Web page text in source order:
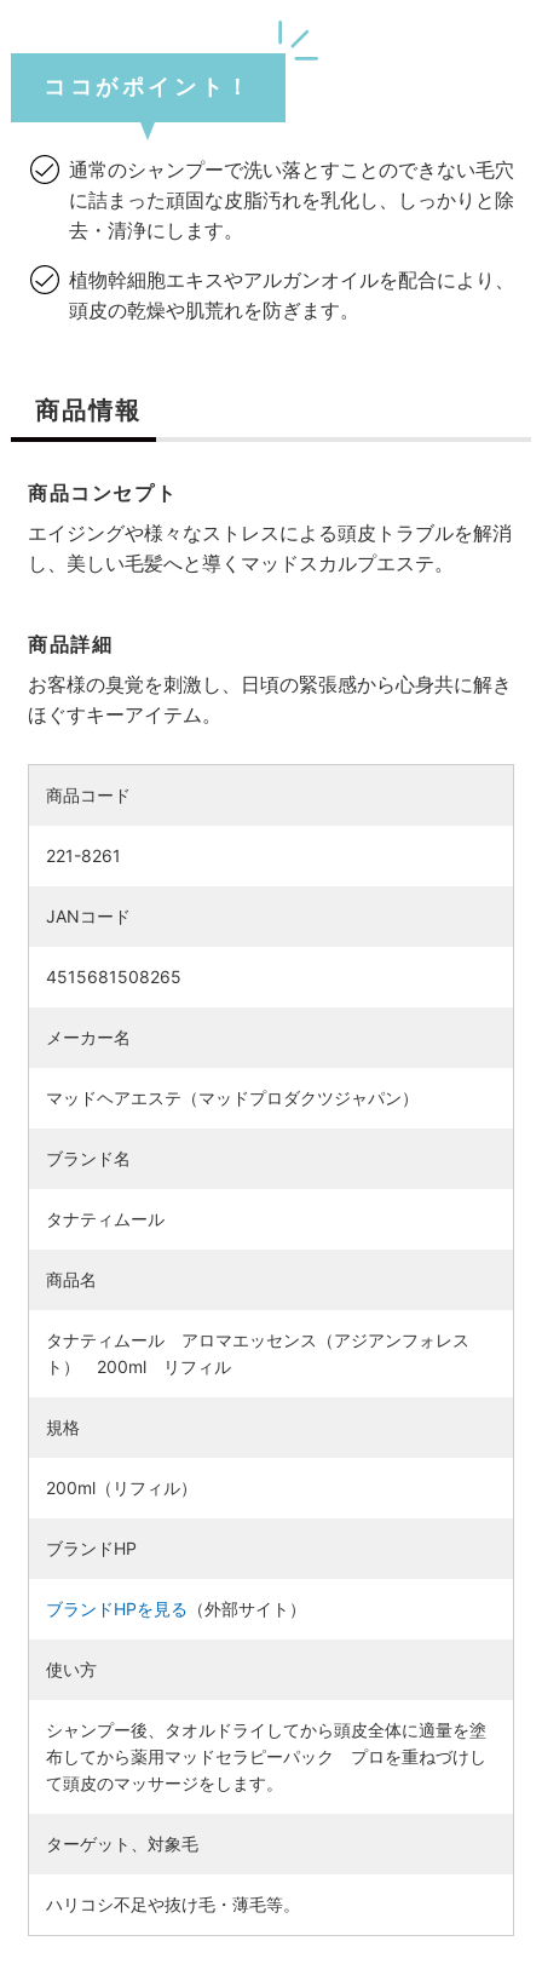
ココがポイント！
通常のシャンプーで洗い落とすことのできない毛穴
に詰まった頑固な皮脂汚れを乳化し、しっかりと除
去・清浄にします。
植物幹細胞エキスやアルガンオイルを配合により、
頭皮の乾燥や肌荒れを防ぎます。
商品情報
商品コンセプト
エイジングや様々なストレスによる頭皮トラブルを解消
し、美しい毛髪へと導くマッドスカルプエステ。
商品詳細
お客様の臭覚を刺激し、日頃の緊張感から心身共に解き
ほぐすキーアイテム。
商品コード
221-8261
JANコード
4515681508265
メーカー名
マッドヘアエステ（マッドプロダクツジャパン）
ブランド名
タナティムール
商品名
タナティムール アロマエッセンス（アジアンフォレス
ト） 200ml リフィル
規格
200ml（リフィル）
ブランドHP
ブランドHPを見る （外部サイト）
使い方
シャンプー後、タオルドライしてから頭皮全体に適量を塗
布してから薬用マッドセラピーパック プロを重ねづけし
て頭皮のマッサージをします。
ターゲット、対象毛
ハリコシ不足や抜け毛・薄毛等。